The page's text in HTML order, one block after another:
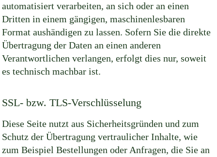
automatisiert verarbeiten, an sich oder an einen
Dritten in einem gängigen, maschinenlesbaren
Format aushändigen zu lassen. Sofern Sie die direkte
Übertragung der Daten an einen anderen
Verantwortlichen verlangen, erfolgt dies nur, soweit
es technisch machbar ist.
SSL- bzw. TLS-Verschlüsselung
Diese Seite nutzt aus Sicherheitsgründen und zum
Schutz der Übertragung vertraulicher Inhalte, wie
zum Beispiel Bestellungen oder Anfragen, die Sie an